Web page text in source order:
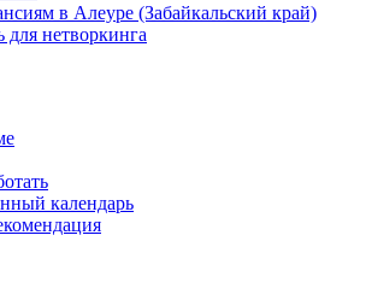
в Алеуре (Забайкальский край)
для нетворкинга
календарь